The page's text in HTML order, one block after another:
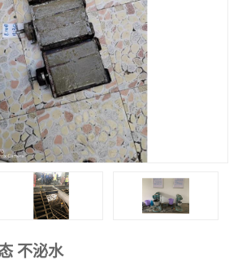
不泌水
沥青冷补料
速凝剂
金刚砂
补料 防静电不发火砂浆